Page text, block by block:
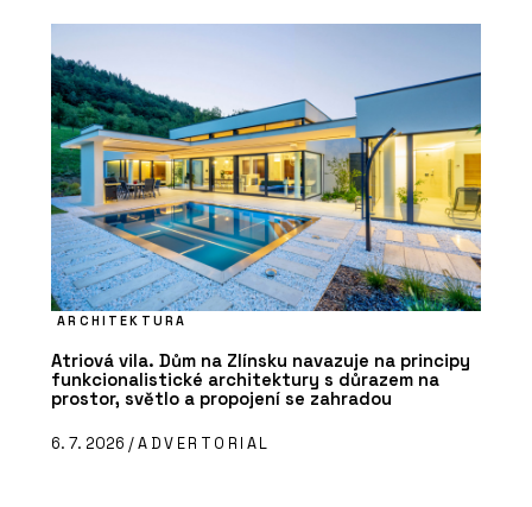
ARCHITEKTURA
Atriová vila. Dům na Zlínsku navazuje na principy
funkcionalistické architektury s důrazem na
prostor, světlo a propojení se zahradou
6. 7. 2026 /ADVERTORIAL